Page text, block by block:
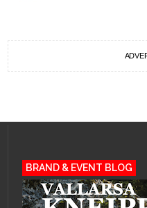
BRAND & EVENT BLOG